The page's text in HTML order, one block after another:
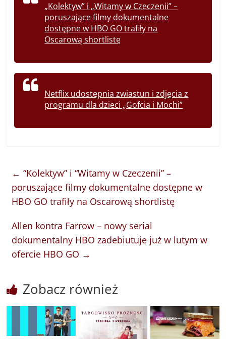
„Kolektyw” i „Witamy w Czeczenii” –
poruszające filmy dokumentalne
dostępne w HBO GO trafiły na
Oscarową shortlistę
Netflix udostępnia zwiastun i zdjęcia z
programu dla dzieci „Gofcia i Mochi”
← “Kolektyw” i “Witamy w Czeczenii” –
poruszające filmy dokumentalne dostępne w
HBO GO trafiły na Oscarową shortlistę
Allen kontra Farrow – nowy serial
dokumentalny HBO zadebiutuje już w lutym w
ofercie HBO GO →
Zobacz również